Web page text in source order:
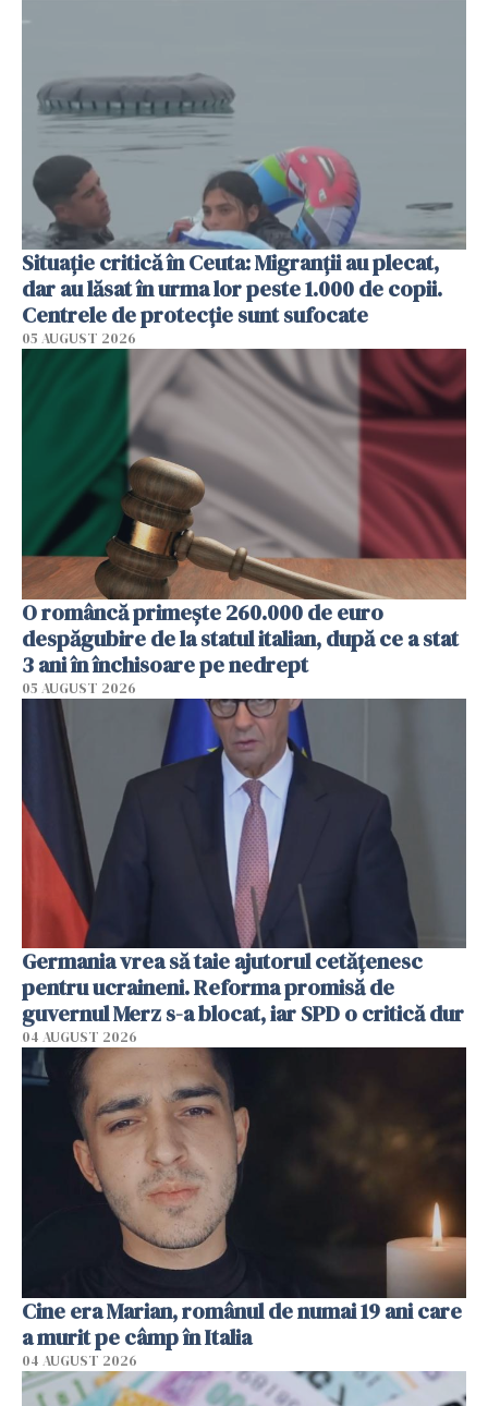
Situație critică în Ceuta: Migranții au plecat,
dar au lăsat în urma lor peste 1.000 de copii.
Centrele de protecție sunt sufocate
05 AUGUST 2026
O româncă primește 260.000 de euro
despăgubire de la statul italian, după ce a stat
3 ani în închisoare pe nedrept
05 AUGUST 2026
Germania vrea să taie ajutorul cetățenesc
pentru ucraineni. Reforma promisă de
guvernul Merz s-a blocat, iar SPD o critică dur
04 AUGUST 2026
Cine era Marian, românul de numai 19 ani care
a murit pe câmp în Italia
04 AUGUST 2026